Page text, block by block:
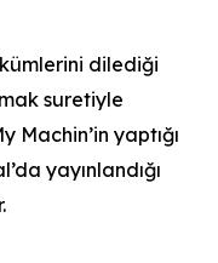
dilediği
suretiyle
Machin’in yaptığı
yayınlandığı